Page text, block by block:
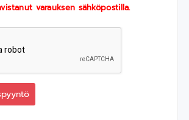
varauksen sähköpostilla.